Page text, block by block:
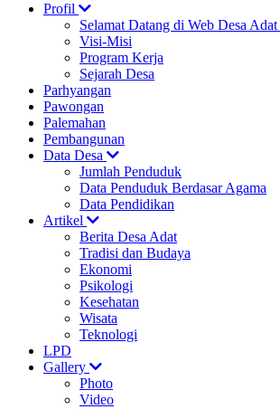
Profil
Selamat Datang di Web Desa
Visi-Misi
Program Kerja
Sejarah Desa
Parhyangan
Pawongan
Palemahan
Pembangunan
Data Desa
Jumlah Penduduk
Data Penduduk Berdasar Agama
Data Pendidikan
Artikel
Berita Desa Adat
Tradisi dan Budaya
Ekonomi
Psikologi
Kesehatan
Wisata
Teknologi
LPD
Gallery
Photo
Video